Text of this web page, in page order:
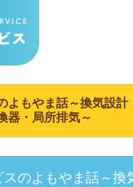
よもやま話～換気設計
器・局所排気～
のよもやま話～換